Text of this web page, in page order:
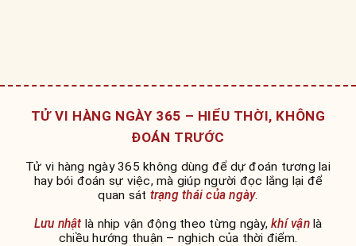
TỬ VI HÀNG NGÀY 365 – HIỂU THỜI, KHÔNG
ĐOÁN TRƯỚC
Tử vi hàng ngày 365 không dùng để dự đoán tương lai
hay bói đoán sự việc, mà giúp người đọc lắng lại để
quan sát trạng thái của ngày.
Lưu nhậtlà nhịp vận động theo từng ngày, khí vậnlà
chiều hướng thuận – nghịch của thời điểm.